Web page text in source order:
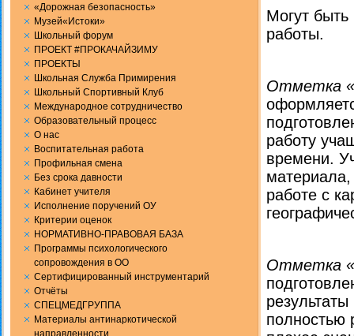
«Дорожная безопасность»
Музей«Истоки»
Школьный форум
ПРОЕКТ #ПРОКАЧАЙЗИМУ
ПРОЕКТЫ
Школьная Служба Примирения
Школьный Спортивный Клуб
Международное сотрудничество
Образовательный процесс
О нас
Воспитательная работа
Профильная смена
Без срока давности
Кабинет учителя
Исполнение поручений ОУ
Критерии оценок
НОРМАТИВНО-ПРАВОВАЯ БАЗА
Программы психологического
сопровождения в ОО
Сертифицированный инструментарий
Отчёты
СПЕЦМЕДГРУППА
Материалы антинаркотической
направленности
Могут быть
работы.
Отметка
работу
времени.
ра­боте с
Отметка
полностью